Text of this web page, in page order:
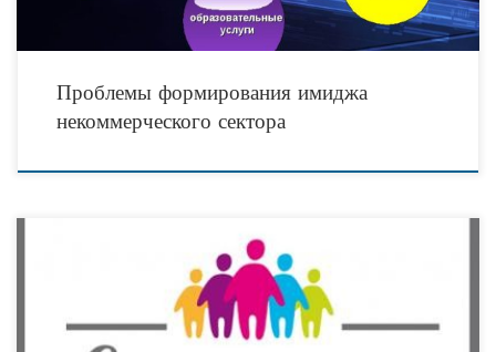
Проблемы формирования имиджа
некоммерческого сектора
В современном мире все более распространены совместные проекты между